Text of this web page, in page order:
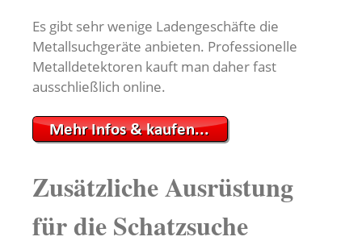
Es gibt sehr wenige Ladengeschäfte die
Metallsuchgeräte anbieten. Professionelle
Metalldetektoren kauft man daher fast
ausschließlich online.
Zusätzliche Ausrüstung
für die Schatzsuche